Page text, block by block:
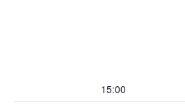
15:00